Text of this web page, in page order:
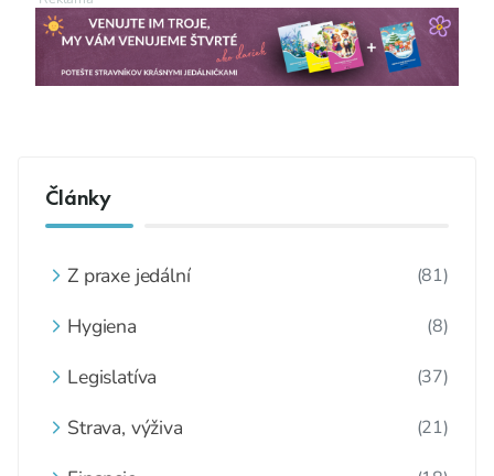
Články
Z praxe jedální (81)
Hygiena (8)
Legislatíva (37)
Strava, výživa (21)